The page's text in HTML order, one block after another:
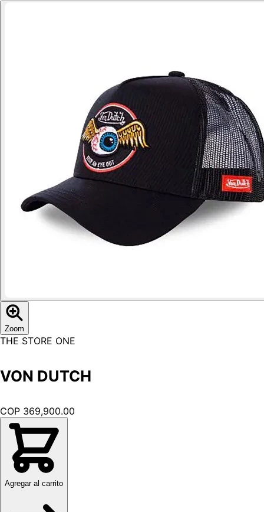
Zoom
THE STORE ONE
VON DUTCH
COP 369,900.00
Agregar al carrito